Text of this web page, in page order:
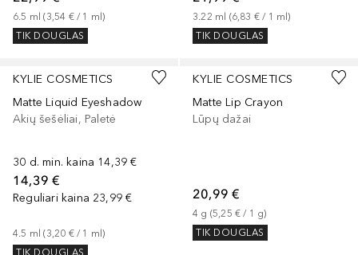
6.5 ml (3,54 € / 1 ml)
TIK DOUGLAS
3.22 ml (6,83 € / 1 ml)
TIK DOUGLAS
KYLIE COSMETICS
Matte Liquid Eyeshadow
Akių šešėliai, Paletė
30 d. min. kaina 14,39 €
14,39 €
Reguliari kaina 23,99 €
4.5 ml (3,20 € / 1 ml)
KYLIE COSMETICS
Matte Lip Crayon
Lūpų dažai
20,99 €
4 g (5,25 € / 1 g)
TIK DOUGLAS